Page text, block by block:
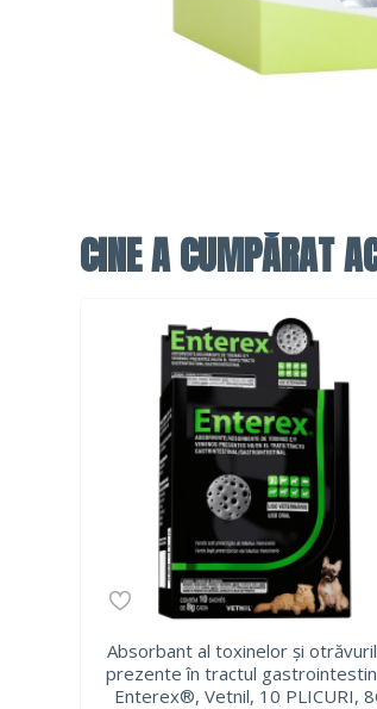
CINE A CUMPĂRAT
Absorbant al toxinelor și
prezente în tractul
Enterex®, Vetnil, 10 PLICURI,